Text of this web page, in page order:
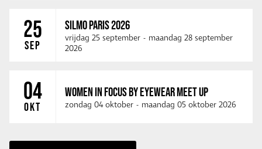
25
SEP
SILMO PARIS 2026
vrijdag 25 september - maandag 28 september
2026
04
OKT
WOMEN IN FOCUS BY EYEWEAR MEET UP
zondag 04 oktober - maandag 05 oktober 2026